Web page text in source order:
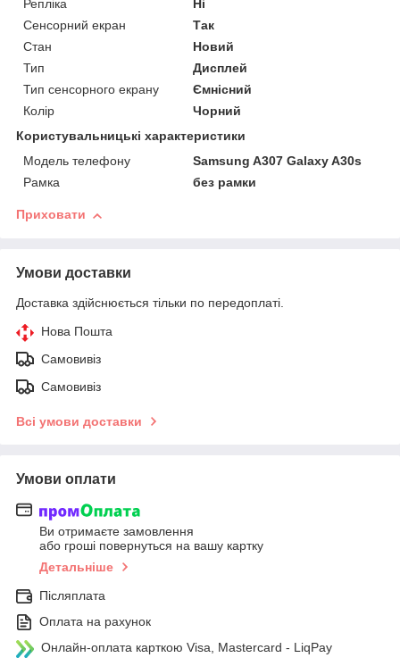
Репліка
Ні
Сенсорний екран
Так
Стан
Новий
Тип
Дисплей
Тип сенсорного екрану
Ємнісний
Колір
Чорний
Користувальницькі характеристики
Модель телефону
Samsung A307 Galaxy A30s
Рамка
без рамки
Приховати
Умови доставки
Доставка здійснюється тільки по передоплаті.
Нова Пошта
Самовивіз
Самовивіз
Всі умови доставки
Умови оплати
Ви отримаєте замовлення
або гроші повернуться на вашу картку
Детальніше
Післяплата
Оплата на рахунок
Онлайн-оплата карткою Visa, Mastercard - LiqPay